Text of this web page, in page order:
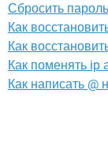
Сбросить
Как
Как
Как поменять ip
Как написать @